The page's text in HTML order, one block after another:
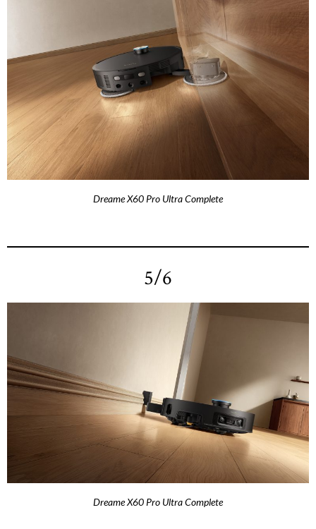
Dreame X60 Pro Ultra Complete
5/6
Dreame X60 Pro Ultra Complete